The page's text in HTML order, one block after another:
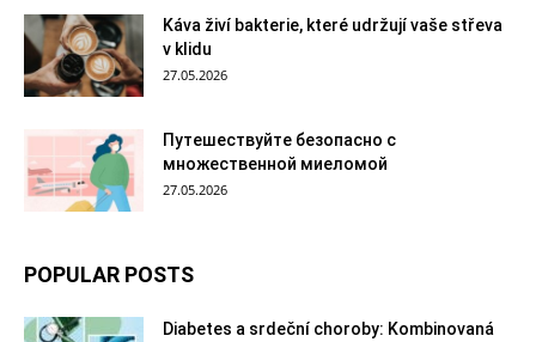
Káva živí bakterie, které udržují vaše střeva
v klidu
27.05.2026
Путешествуйте безопасно с
множественной миеломой
27.05.2026
POPULAR POSTS
Diabetes a srdeční choroby: Kombinovaná